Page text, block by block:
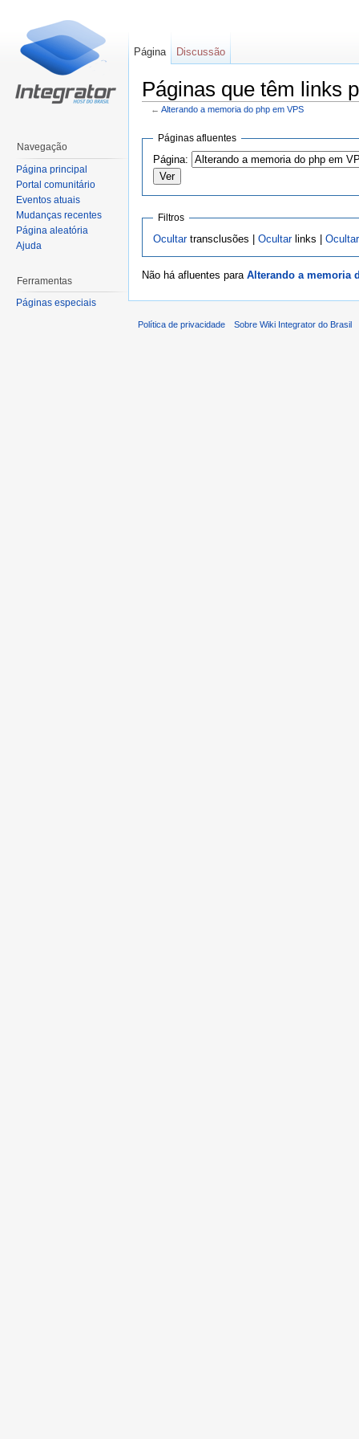
Páginas que têm links
← Alterando a memoria do php em VPS
Páginas afluentes
Página:
Filtros
Ocultartransclusões | Ocultarlinks | Ocultar
Não há afluentes para Alterando a memoria
Página Discussão
Navegação
Página principal
Portal comunitário
Eventos atuais
Mudanças recentes
Página aleatória
Ajuda
Ferramentas
Páginas especiais
Política de privacidade Sobre Wiki Integrator do Brasil